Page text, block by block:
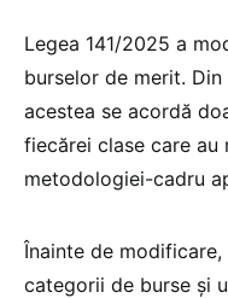
Legea 141/2025 a
burselor de merit.
acestea se acordă
fiecărei clase care
metodologiei-cadru
Înainte de
categorii de burse și